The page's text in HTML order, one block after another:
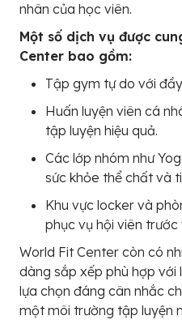
nhân của học viên.
Một số dịch vụ được
Center bao gồm:
Tập gym tự do với
Huấn luyện viên cá
tập luyện hiệu quả.
Các lớp nhóm như
sức khỏe thể chất và
Khu vực locker và
phục vụ hội viên
World Fit Center còn có
dàng sắp xếp phù hợp với
lựa chọn đáng cân nhắc
một môi trường tập luyện